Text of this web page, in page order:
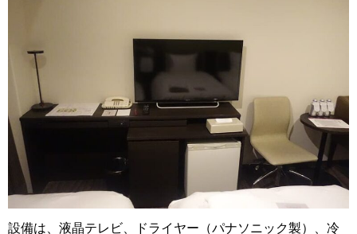
設備は、液晶テレビ、ドライヤー（パナソニック製）、冷